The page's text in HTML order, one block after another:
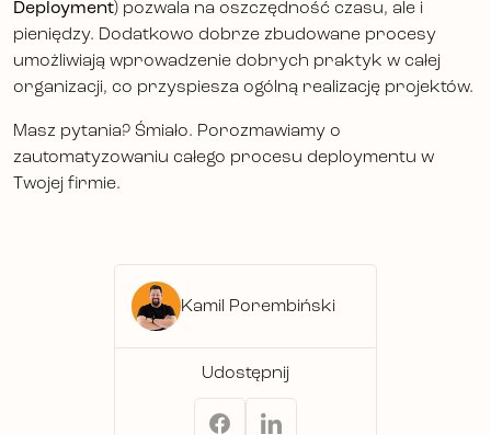
Kamil Porembiński
Udostępnij
Deployment) pozwala na oszczędność czasu, ale i
pieniędzy. Dodatkowo dobrze zbudowane procesy
umożliwiają wprowadzenie dobrych praktyk w całej
organizacji, co przyspiesza ogólną realizację projektów.
Masz pytania? Śmiało. Porozmawiamy o
zautomatyzowaniu całego procesu deploymentu w
Twojej firmie.